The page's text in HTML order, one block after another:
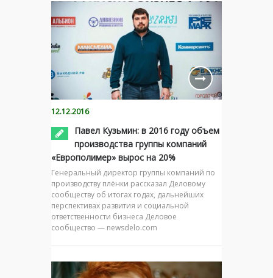
12.12.2016
Павел Кузьмин: в 2016 году объем
производства группы компаний
«Европолимер» вырос на 20%
Генеральный директор группы компаний по
производству плёнки рассказал Деловому
сообществу об итогах годах, дальнейших
перспективах развития и социальной
ответственности бизнеса Деловое
сообщество — newsdelo.com